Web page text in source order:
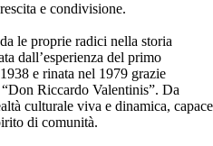
e condivisione.
le proprie radici nella storia
dall’esperienza del primo
e rinata nel 1979 grazie
Riccardo Valentinis”. Da
culturale viva e dinamica, capace
di comunità.